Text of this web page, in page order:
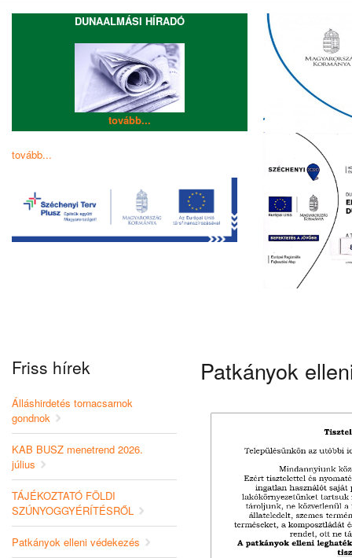
DUNAALMÁSI HÍRADÓ
tovább...
tovább...
Friss hírek
Álláshirdetés tornacsarnok
gondnok
KAB BUSZ menetrend 2026.
július
TÁJÉKOZTATÓ FÖLDI
SZÚNYOGGYÉRÍTÉSRŐL
Patkányok elleni védekezés
Patkányok